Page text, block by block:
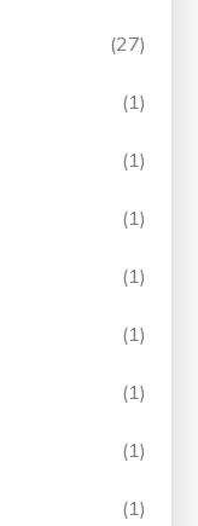
(27)
(1)
(1)
(1)
(1)
(1)
(1)
(1)
(1)